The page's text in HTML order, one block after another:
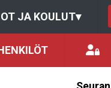
JA KOULUT▾